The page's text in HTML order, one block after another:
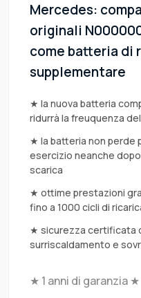
Mercedes:
originali
come batteria di
supplementare
★ la nuova batteria
ridurrà la freuquenza
★ la batteria non perde
esercizio neanche
scarica
★ ottime prestazioni
fino a 1000 cicli di
★ sicurezza certificata
surriscaldamento e
★ 1 anni di garanzia ★